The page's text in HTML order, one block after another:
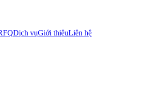
Dịch vụGiới thiệuLiên hệ